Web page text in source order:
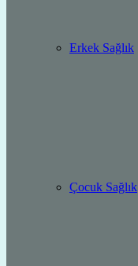
Erkek Sağlık
Çocuk Sağlık